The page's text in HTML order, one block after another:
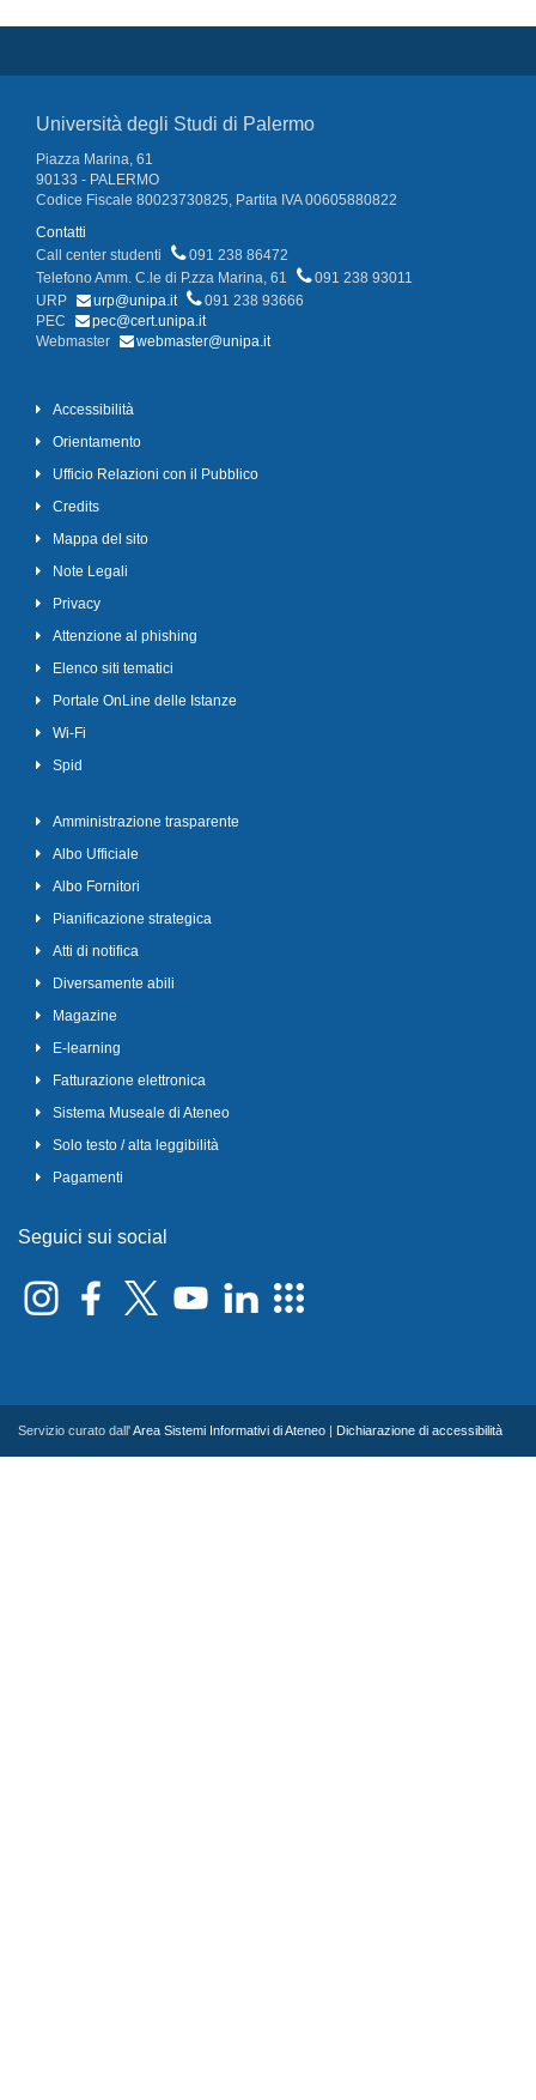
Università degli Studi di Palermo
Piazza Marina, 61
90133 - PALERMO
Codice Fiscale 80023730825, Partita IVA 00605880822
Contatti
Call center studenti
091 238 86472
Telefono Amm. C.le di P.zza Marina, 61
091 238 93011
URP
urp@unipa.it
091 238 93666
PEC
pec@cert.unipa.it
Webmaster
webmaster@unipa.it
Accessibilità
Orientamento
Ufficio Relazioni con il Pubblico
Credits
Mappa del sito
Note Legali
Privacy
Attenzione al phishing
Elenco siti tematici
Portale OnLine delle Istanze
Wi-Fi
Spid
Amministrazione trasparente
Albo Ufficiale
Albo Fornitori
Pianificazione strategica
Atti di notifica
Diversamente abili
Magazine
E-learning
Fatturazione elettronica
Sistema Museale di Ateneo
Solo testo / alta leggibilità
Pagamenti
Seguici sui social
Servizio curato dall'Area Sistemi Informativi di Ateneo Dichiarazione di accessibilità